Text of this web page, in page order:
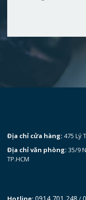
Địa chỉ cửa hàng: 475 Lý
Địa chỉ văn phòng: 35/9
TP.HCM